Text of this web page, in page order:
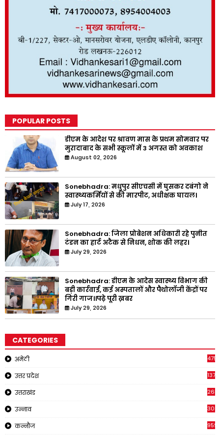
POPULAR POSTS
डीएम के आदेश पर श्रावण मास के प्रथम सोमवार पर
मुरादाबाद के सभी स्कूलों में 3 अगस्त को अवकाश
August 02, 2026
Sonebhadra: मधुपुर सीएचसी में घुसकर दबंगो ने
स्वास्थ्यकर्मियों से की मारपीट, अधीक्षक घायल।
July 17, 2026
Sonebhadra: जिला प्रोबेशन अधिकारी रहे पुनीत
टंडन का हार्ट अटैक से निधन, शोक की लहर।
July 29, 2026
Sonebhadra: डीएम के आदेस स्वास्थ्य विभाग की
बड़ी कार्रवाई, कई अस्पतालों और पैथोलॉजी केंद्रों पर
गिरी गाज।।पढ़े पूरी ख़बर
July 29, 2026
CATEGORIES
अमेठी 4751
उत्तर प्रदेश 1375
उत्तराखंड 2651
उन्नाव 308
कन्नौज 959